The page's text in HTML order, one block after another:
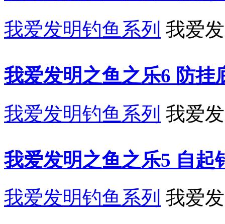
我爱发明钓鱼系列 我爱
我爱发明之鱼之乐6 防挂
我爱发明钓鱼系列 我爱
我爱发明之鱼之乐5 自起
我爱发明钓鱼系列 我爱